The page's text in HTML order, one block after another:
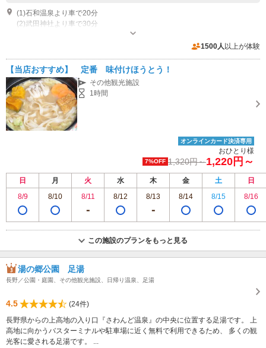
(1)石和温泉より車で20分
(2)武田神社より車で30分
営業時間：〈売店〉 9：00～16：00 〈1階喫茶・食堂〉 平日 11：00
～15：00 / 土・日・祝 10：30～15：30 / ラストオーダー15：00
1500人 以上が体験
【当店おすすめ】 定番 味付けほうとう！
その他観光施設
1時間
オンラインカード決済専用
おひとり様
7%OFF 1,320円～1,220円～
日 月 火 水 木 金 土
日
8/9
8/10 8/11 8/12 8/13 8/14 8/15 8/16
この施設のプランをもっと見る
湯の郷公園 足湯
長野／公園・庭園、その他観光施設、日帰り温泉、足湯
4.5
(24件)
長野県からの上高地の入り口『さわんど温泉』の中央に位置する足湯です。 上
高地に向かうバスターミナルや駐車場に近く無料で利用できるため、 多くの観
光客に愛される足湯です。 ...